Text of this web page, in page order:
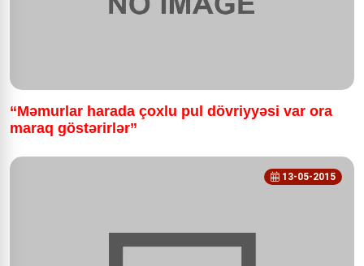
“Məmurlar harada çoxlu pul dövriyyəsi var ora
maraq göstərirlər”
13-05-2015